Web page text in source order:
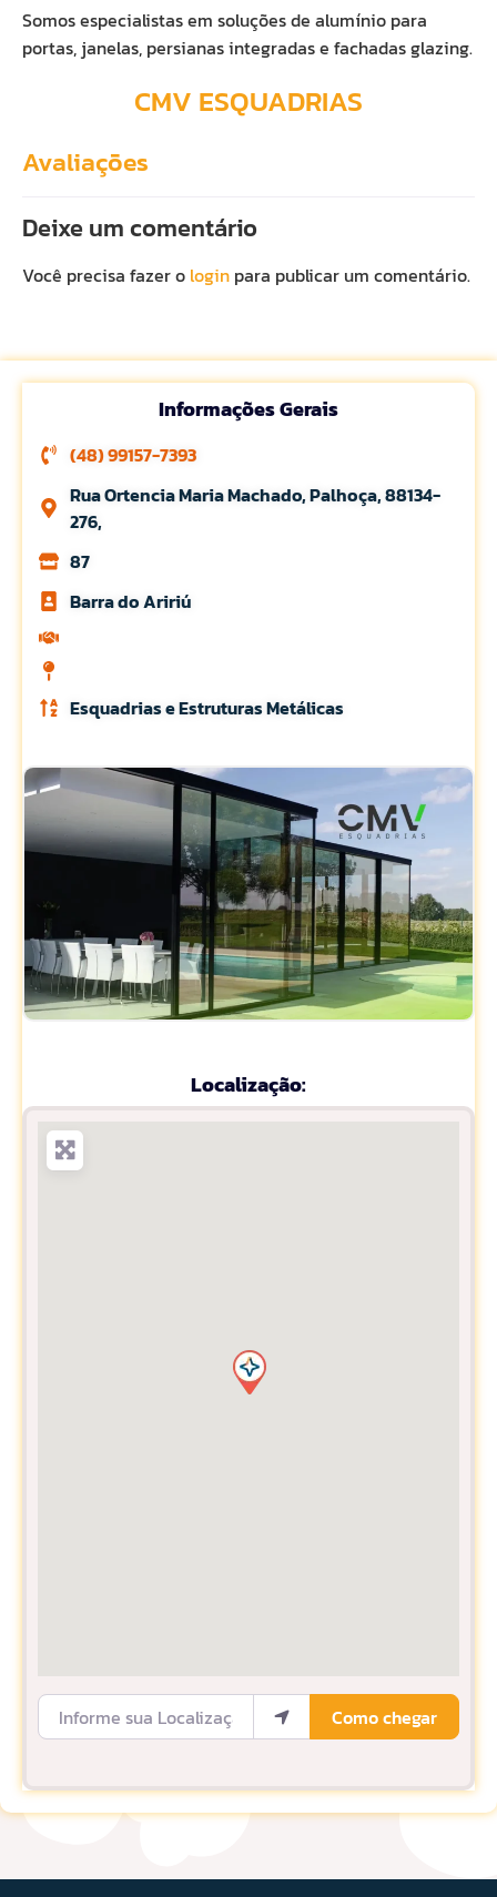
Somos especialistas em soluções de alumínio para
portas, janelas, persianas integradas e fachadas glazing.
CMV ESQUADRIAS
Avaliações
Deixe um comentário
Você precisa fazer o login para publicar um comentário.
Informações Gerais
(48) 99157-7393
Rua Ortencia Maria Machado, Palhoça, 88134-
276,
87
Barra do Aririú
Esquadrias e Estruturas Metálicas
Localização:
Informe sua Localização
Como chegar